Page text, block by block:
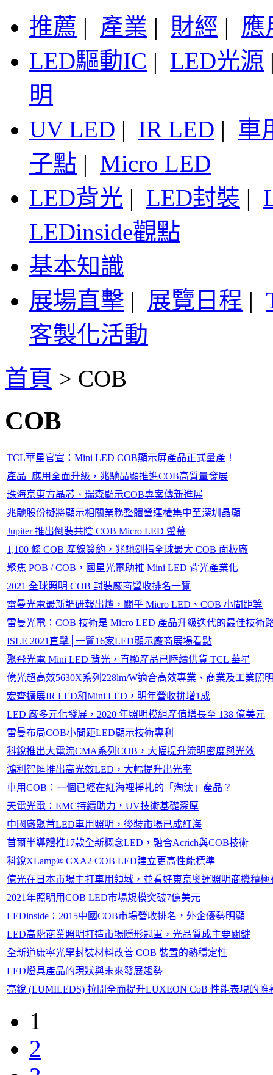
推薦 | 產業 | 財經 | 應
LED驅動IC | LED光源
明
UV LED | IR LED | 車
子點 | Micro LED
LED背光 | LED封裝 |
LEDinside觀點
基本知識
展場直擊 | 展覽日程 |
客製化活動
首頁 > COB
COB
TCL華星官宣：Mini LED COB顯示屏產品正式量產！
產品+應用全面升級，兆馳晶顯推進COB高質量發展
珠海京東方晶芯、瑞森顯示COB專案傳新進展
兆馳股份擬將顯示相關業務整體營運權集中至深圳晶顯
Jupiter 推出倒裝共陰 COB Micro LED 螢幕
1,100 條 COB 產線簽約，兆馳劍指全球最大 COB 面板廠
聚焦 POB / COB，國星光電助推 Mini LED 背光產業化
2021 全球照明 COB 封裝廠商營收排名一覽
雷曼光電最新調研報出爐，關乎 Micro LED、COB 小間距等
雷曼光電：COB 技術是 Micro LED 產品升級迭代的最佳技術
ISLE 2021直擊│一覽16家LED顯示廠商展場看點
聚飛光電 Mini LED 背光，直顯產品已陸續供貨 TCL 華星
億光超高效5630X系列228lm/W適合高效專業、商業及工業照
宏齊擴展IR LED和Mini LED，明年營收拚增1成
LED 廠多元化發展，2020 年照明模組產值增長至 138 億美元
雷曼布局COB小間距LED顯示技術專利
科銳推出大電流CMA系列COB，大幅提升流明密度與光效
鴻利智匯推出高光效LED，大幅提升出光率
車用COB：一個已經在紅海裡掙扎的「淘汰」產品？
天電光電：EMC持續助力，UV技術基礎深厚
中國廠聚首LED車用照明，後裝市場已成紅海
首爾半導體推17款全新概念LED，融合Acrich與COB技術
科銳XLamp® CXA2 COB LED建立更高性能標準
億光在日本市場主打車用領域，並看好東京奧運照明商機積極
2021年照明用COB LED市場規模突破7億美元
LEDinside：2015中國COB市場營收排名，外企優勢明顯
LED高階商業照明打造市場隱形冠軍，光品質成主要關鍵
全新道康寧光學封裝材料改善 COB 裝置的熱穩定性
LED燈具產品的現狀與未來發展趨勢
亮銳 (LUMILEDS) 拉開全面提升LUXEON CoB 性能表現的帷
1
2